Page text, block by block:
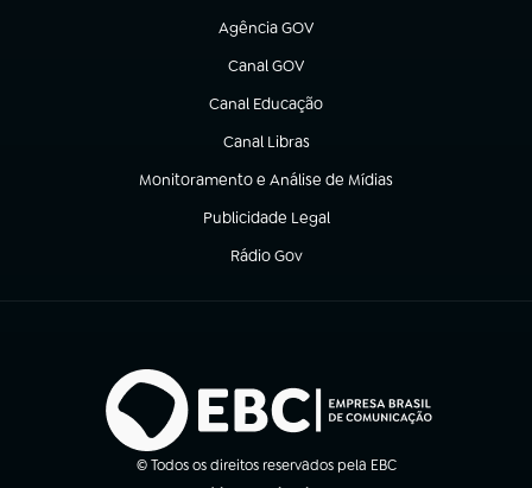
Agência GOV
(abre em nova aba)
Canal GOV
(abre em nova aba)
Canal Educação
(abre em nova aba)
Canal Libras
(abre em nova aba)
Monitoramento e Análise de Mídias
(abre em nova aba)
Publicidade Legal
(abre em nova aba)
Rádio Gov
(abre em nova aba)
© Todos os direitos reservados pela EBC